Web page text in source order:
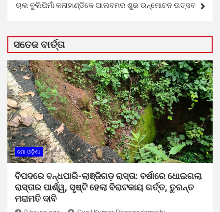
ଚାଲ ବୁଲିଯିମାଁ କଳାହାଣ୍ଡିକେ ଆଲବମର ଶୁଭ ଉନ୍ମୋଚନ ଉତ୍ସବ
ସତେଜ ବାର୍ତ୍ତା
ମୋ ଓଡ଼ିଶା
ବିପଦରେ ବନ୍ଧପାରି-ଲାଞ୍ଜିଗଡ଼ ରାସ୍ତା: ବର୍ଷାରେ ଧୋଇଗଲା
ରାସ୍ତାର ପାର୍ଶ୍ୱ, ସୃଷ୍ଟି ହେଲା ବିରାଟକାୟ ଗର୍ତ୍ତ, ତୁରନ୍ତ
ମରାମତି ଦାବି